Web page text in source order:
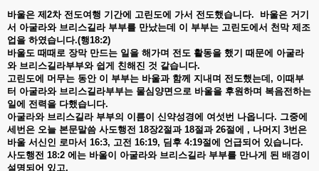
바울은 제 2차 전도여행 기간에 고린도에 가서 전도했습니다. 바울은 거기
서 아굴라와 브리스길라 부부를 만났는데 이 부부는 고린도에서 천막 제조
업을 하였습니다.(행18:2)
바울도 때때로 장막 만드는 일을 해가며 전도 활동을 했기 때문에 아굴라
와 브리스길라부부와 쉽게 친해진 것 같습니다.
고린도에 머무는 동안 이 부부는 바울과 함께 지내며 전도했는데 , 이때부
터 아굴라와 브리스길라부부는 물심양면으로 바울을 후원하며 복음전하는
일에 전력을 다했습니다.
아굴라와 브리스길라 부부의 이름이 신약성경에 여섯번 나옵니다. 그중에
세번은 오늘 본문말씀 사도행전 18장2절과 18절과 26절에 , 나머지 3번은
바울 서신인 로마서 16:3, 고전 16:19, 딤후 4:19절에 언급되어 있습니다.
사도행전 18:2 에는 바울이 아굴라와 브리스길라 부부를 만나게 된 배경이
설명되어 있고,